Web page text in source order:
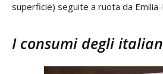
superficie) seguite a ruota da
I consumi degli